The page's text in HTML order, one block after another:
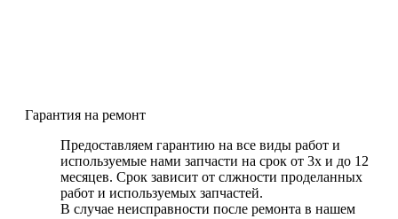
Гарантия на ремонт
Предоставляем гарантию на все виды работ и
используемые нами запчасти на срок от 3х и до 12
месяцев. Срок зависит от слжности проделанных
работ и используемых запчастей.
В случае неисправности после ремонта в нашем